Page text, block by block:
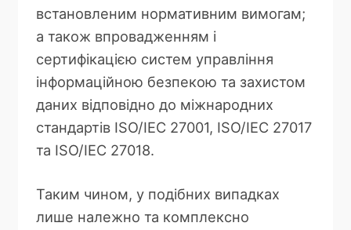
встановленим нормативним вимогам;
а також впровадженням і
сертифікацією систем управління
інформаційною безпекою та захистом
даних відповідно до міжнародних
стандартів ISO/IEC 27001, ISO/IEC 27017
та ISO/IEC 27018.
Таким чином, у подібних випадках
лише належно та комплексно